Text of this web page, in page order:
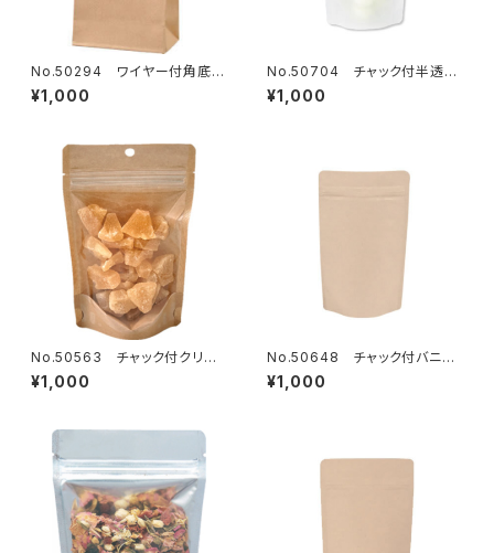
No.50294 ワイヤー付角底ク
ラフト袋90×55×170mm 13
枚
¥1,000
No.50704 チャック付半透明
マットスタンド袋 110×170mm
18枚
¥1,000
No.50563 チャック付クリアA
クラフト 穴あき 110×180mm
18枚
¥1,000
No.50648 チャック付バニラ
クラフトスタンド120×200mm
13枚
¥1,000